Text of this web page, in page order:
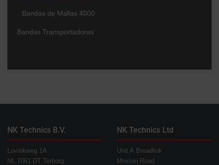
Bandas de Mallas 4000
Bandas Transportadoras
NK Technics B.V.
Lovinkweg 1A
NL 7061 DT Terborg
NK Technics Ltd
Unit A Broadlink
Moston Road